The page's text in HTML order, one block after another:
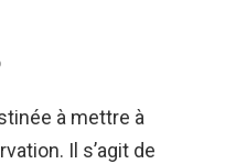
à mettre à
Il s’agit de